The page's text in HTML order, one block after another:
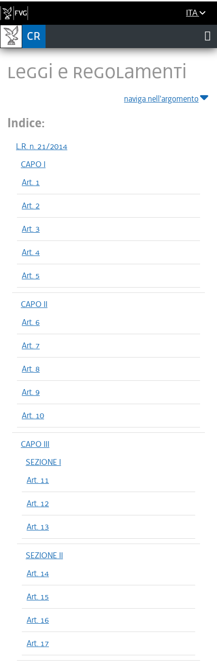
ITA
LEGGI E REGOLAMENTI
naviga nell'argomento
Indice:
L.R. n. 21/2014
CAPO I
Art. 1
Art. 2
Art. 3
Art. 4
Art. 5
CAPO II
Art. 6
Art. 7
Art. 8
Art. 9
Art. 10
CAPO III
SEZIONE I
Art. 11
Art. 12
Art. 13
SEZIONE II
Art. 14
Art. 15
Art. 16
Art. 17